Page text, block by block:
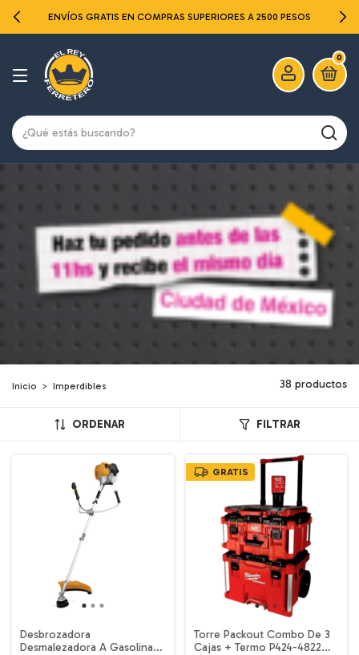
ENVÍOS GRATIS EN COMPRAS SUPERIORES A 2500 PESOS
0
Inicio > Imperdibles 38 productos
ORDENAR FILTRAR
Desbrozadora
Desmalezadora A Gasolina
GRATIS
Torre Packout Combo De 3
Cajas + Termo P424-4822